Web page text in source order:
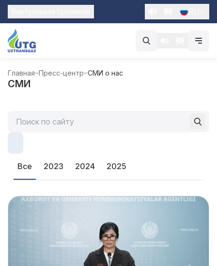
Главная Пресс-центр СМИ о нас
СМИ
Все 2023 2024 2025